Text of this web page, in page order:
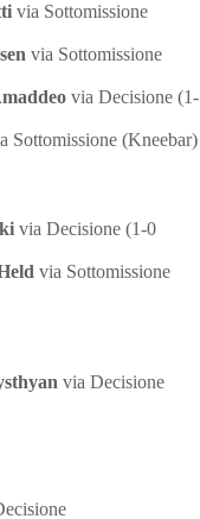
via Sottomissione
via Sottomissione
via Decisione (1-
Sottomissione (Kneebar)
via Decisione (1-0
via Sottomissione
via Decisione